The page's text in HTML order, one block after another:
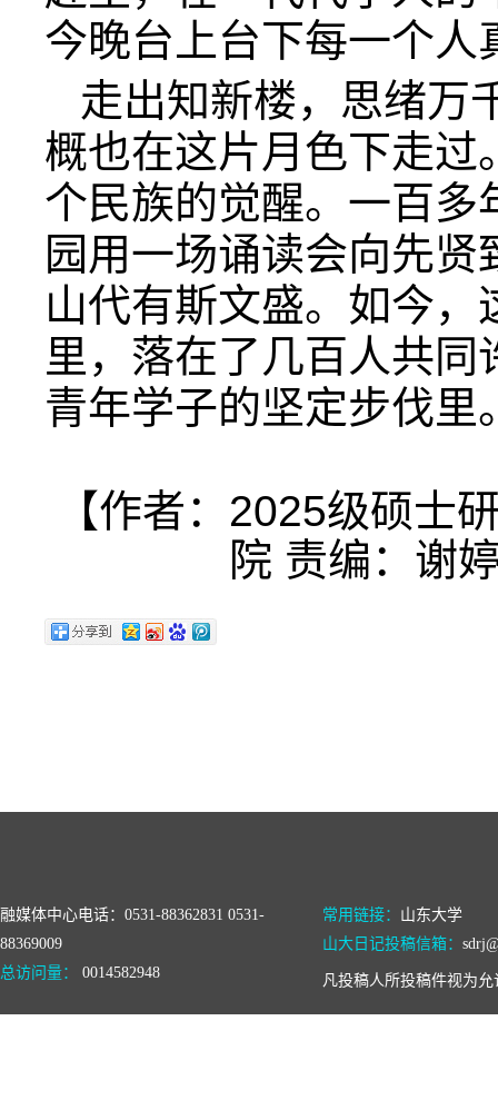
今晚台上台下每一个人
走出知新楼，思绪万
概也在这片月色下走过
个民族的觉醒。一百多
园用一场诵读会向先
山代有斯文盛。如今，
里，落在了几百人共
青年学子的坚定步伐里
【作者：2025级硕士
院 责编：谢
融媒体中心电话：0531-88362831 0531-
88369009
常用链接： 山东大学
山大日记投稿信箱：
总访问量：
0014582948 凡投稿人所投稿件视为